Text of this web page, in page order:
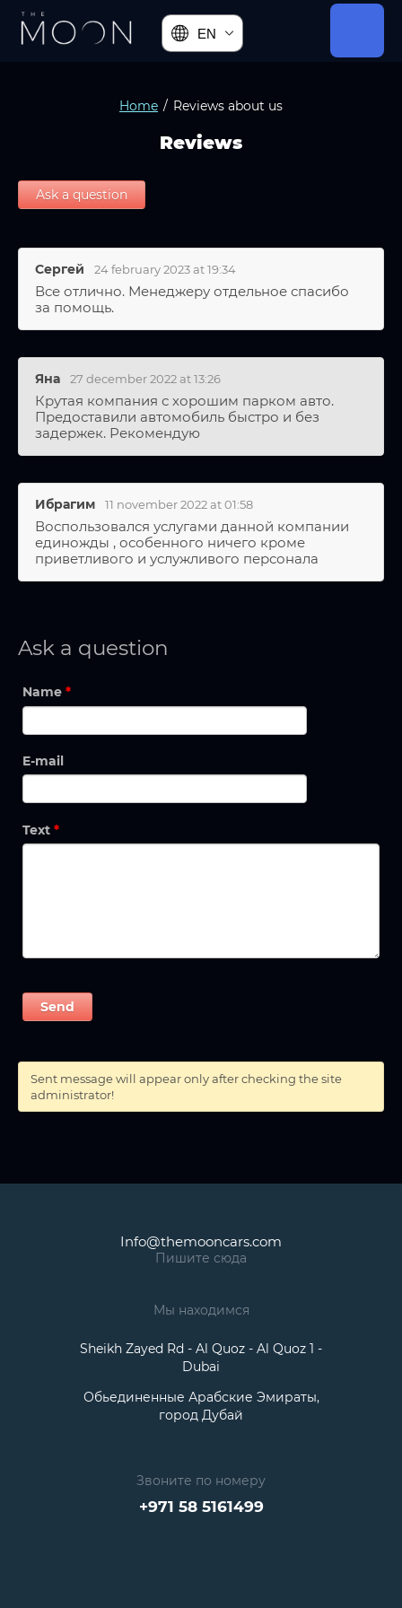
EN
Home / Reviews about us
Reviews
Ask a question
Сергей 24 february 2023 at 19:34
Все отлично. Менеджеру отдельное спасибо
за помощь.
Яна 27 december 2022 at 13:26
Крутая компания с хорошим парком авто.
Предоставили автомобиль быстро и без
задержек. Рекомендую
Ибрагим 11 november 2022 at 01:58
Воспользовался услугами данной компании
единожды , особенного ничего кроме
приветливого и услужливого персонала
Ask a question
Name*
E-mail
Text*
Sent message will appear only after checking the site
administrator!
Звоните по номеру
+971 58 5161499
Мы находимся
Sheikh Zayed Rd - Al Quoz - Al Quoz 1 -
Dubai
Обьединенные Арабские Эмираты,
город Дубай
Пишите сюда
Info@themooncars.com